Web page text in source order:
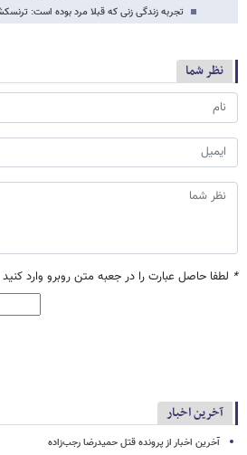
تجربه زندگی زنی که قبلا مرد بوده است:
نظر شما
* لطفا حاصل عبارت را در جعبه متن روبرو وارد کنید
آخرین اخبار
آخرین اخبار از پرونده قتل حمیدرضا رجب‌زاده